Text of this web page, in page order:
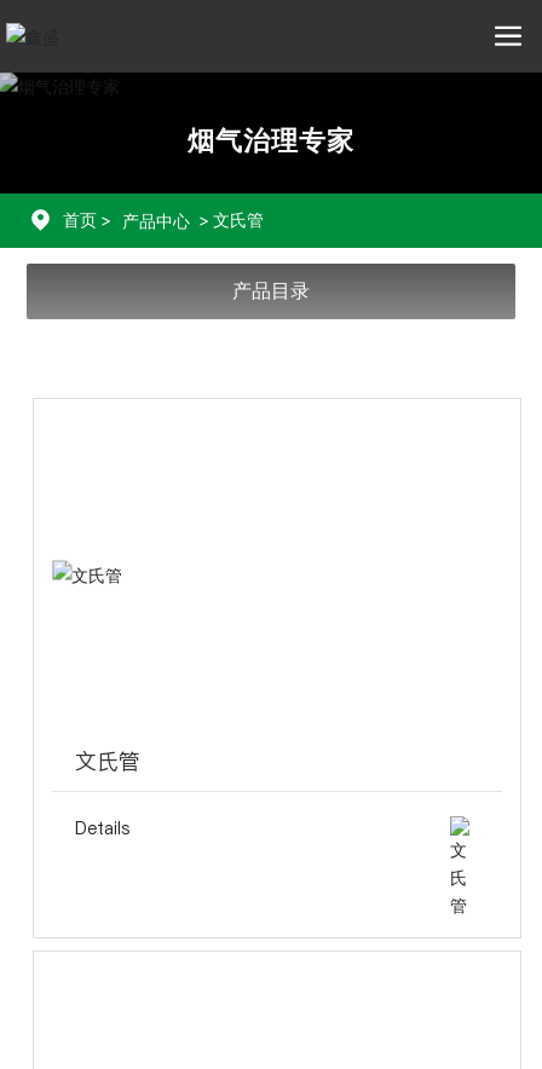
烟气治理专家
首页 产品中心 文氏管
产品目录
文氏管
Details